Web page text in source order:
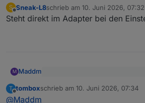
S
Offline
Sneak-L8schrieb am 10. Juni 2026, 07:32
zuletzt editiert von
Steht direkt im Adapter bei den
M Maddm
T
Offline
tomboxschrieb am 10. Juni 2026, 07:34
zuletzt editiert von
@Maddm